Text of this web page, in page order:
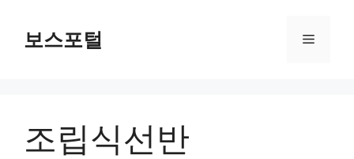
보스포털 메
조립식선반